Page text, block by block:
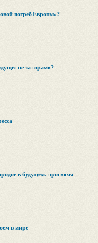
погреб Европы»?
не за горами?
в будущем: прогнозы
в мире